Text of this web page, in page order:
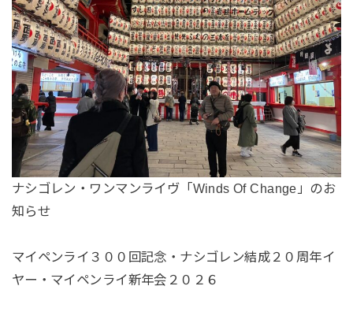
ナシゴレン・ワンマンライヴ「Winds Of Change」のお
知らせ
マイペンライ３００回記念・ナシゴレン結成２０周年イ
ヤー・マイペンライ新年会２０２６